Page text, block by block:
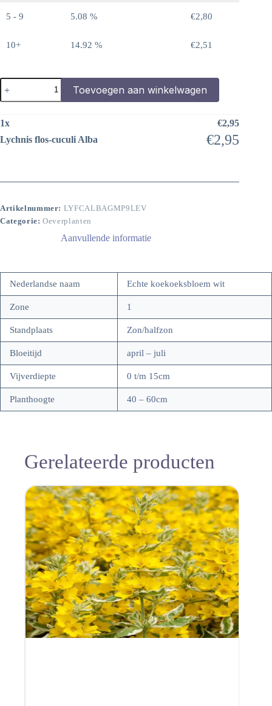
5 - 9 5.08 % €2,80
10+ 14.92 % €2,51
Lychnis
flos-
cuculi
aantal
Toevoegen aan winkelwagen
1x €2,95
Lychnis flos-cuculi Alba
€2,95
Artikelnummer: LYFCALBAGMP9LEV
Categorie:Oeverplanten
Aanvullende informatie
Nederlandse naam Echte koekoeksbloem wit
Zone 1
Standplaats Zon/halfzon
Bloeitijd april – juli
Vijverdiepte 0 t/m 15cm
Planthoogte 40 – 60cm
Gerelateerde producten